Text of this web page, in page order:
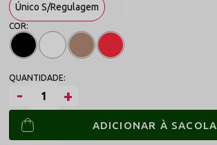
Único S/Regulagem
ADICIONAR À SACOLA